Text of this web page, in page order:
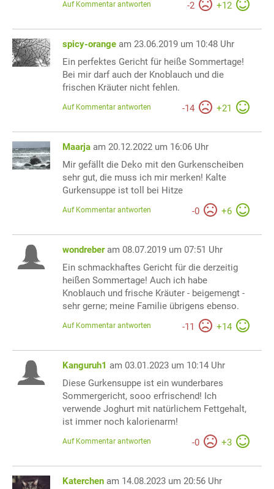
-2 +12
Auf Kommentar antworten
spicy-orange am 23.06.2019 um 10:48 Uhr
Ein perfektes Gericht für heiße Sommertage!
Bei mir darf auch der Knoblauch und die
frischen Kräuter nicht fehlen.
-14 +21
Auf Kommentar antworten
Maarja am 20.12.2022 um 16:06 Uhr
Mir gefällt die Deko mit den Gurkenscheiben
sehr gut, die muss ich mir merken! Kalte
Gurkensuppe ist toll bei Hitze
-0 +6
Auf Kommentar antworten
wondreber am 08.07.2019 um 07:51 Uhr
Ein schmackhaftes Gericht für die derzeitig
heißen Sommertage! Auch ich habe
Knoblauch und frische Kräuter - beigemengt -
sehr gerne; meine Familie übrigens ebenso.
-11 +14
Auf Kommentar antworten
Kanguruh1 am 03.01.2023 um 10:14 Uhr
Diese Gurkensuppe ist ein wunderbares
Sommergericht, sooo erfrischend! Ich
verwende Joghurt mit natürlichem Fettgehalt,
ist immer noch kalorienarm!
-0 +3
Auf Kommentar antworten
Katerchen am 14.08.2023 um 20:56 Uhr